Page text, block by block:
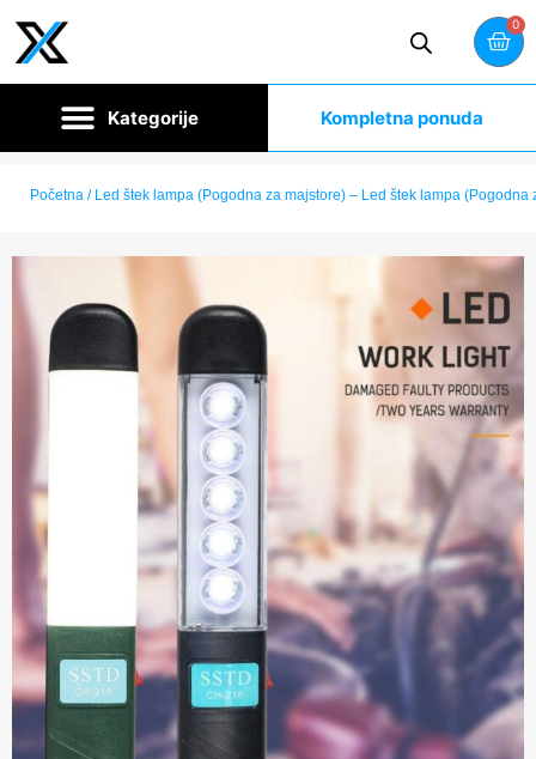
0
Kompletna ponuda
Početna / Led štek lampa (Pogodna za majstore) – Led štek lampa (Pogodna